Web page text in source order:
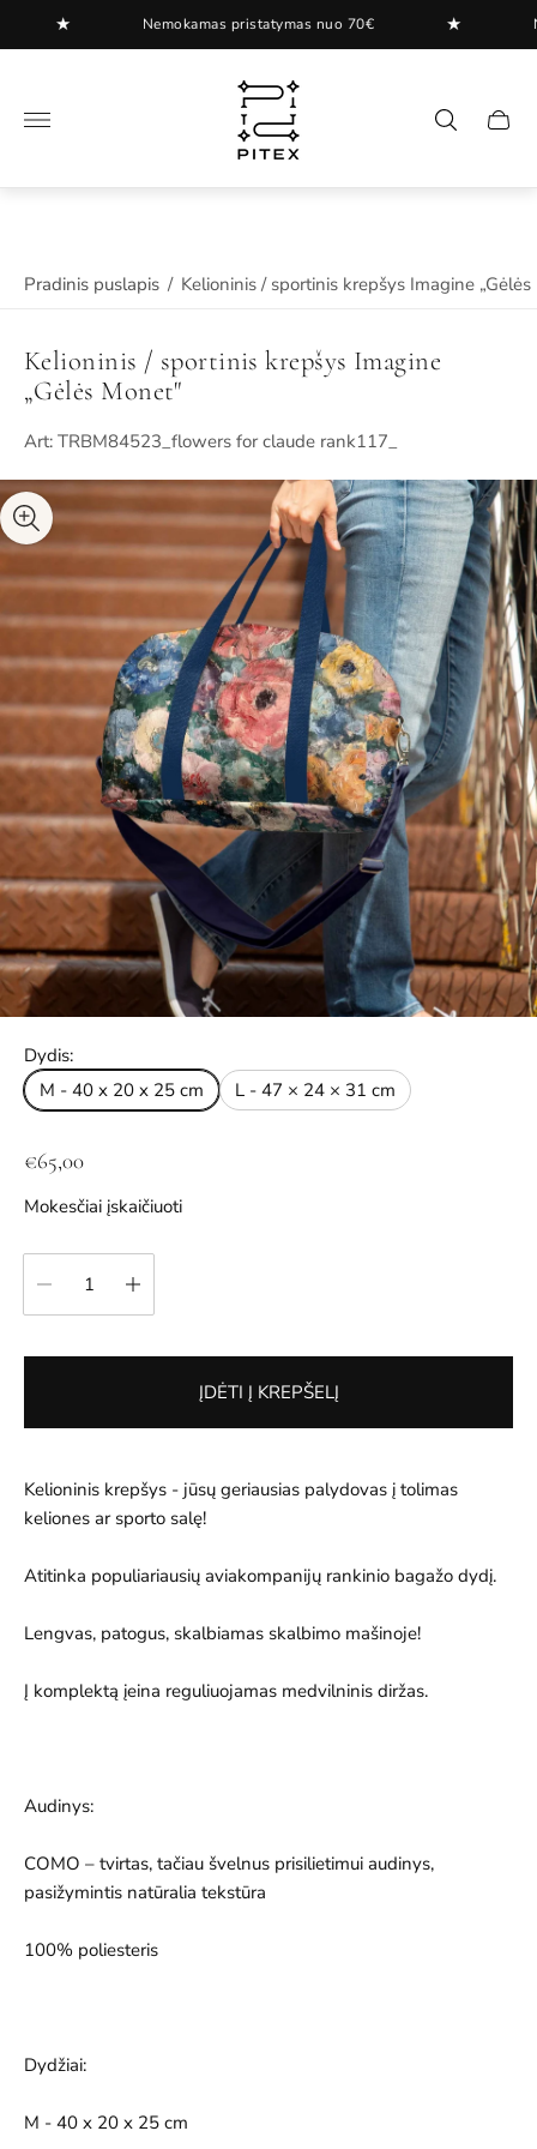
Nemokamas pristatymas nuo 70€
"
Pradinis puslapis / Kelioninis / sportinis krepšys Imagine
Kelioninis / sportinis krepšys Imagine
„Gėlės Monet"
Art: TRBM84523_flowers for claude rank117_
Dydis:
M - 40 x 20 x 25 cm
L - 47 × 24 × 31 cm
Į
r
a
t
i
a
€65,00
Mokesčiai įskaičiuoti
ĮDĖTI Į KREPŠELĮ
Kelioninis krepšys - jūsų geriausias palydovas į tolimas
keliones ar sporto salę!
Atitinka populiariausių aviakompanijų rankinio bagažo dydį.
Lengvas, patogus, skalbiamas skalbimo mašinoje!
Į komplektą įeina reguliuojamas medvilninis diržas.
Audinys:
COMO – tvirtas, tačiau švelnus prisilietimui audinys,
pasižymintis natūralia tekstūra
100% poliesteris
Dydžiai:
M - 40 x 20 x 25 cm